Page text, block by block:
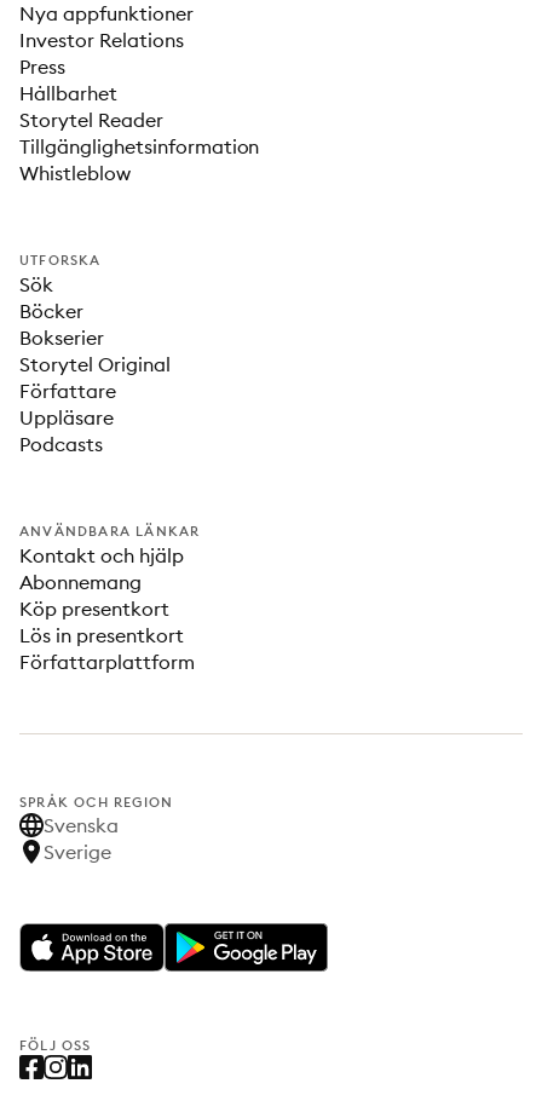
Nya appfunktioner
Investor Relations
Press
Hållbarhet
Storytel Reader
Tillgänglighetsinformation
Whistleblow
UTFORSKA
Sök
Böcker
Bokserier
Storytel Original
Författare
Uppläsare
Podcasts
ANVÄNDBARA LÄNKAR
Kontakt och hjälp
Abonnemang
Köp presentkort
Lös in presentkort
Författarplattform
SPRÅK OCH REGION
Svenska
Sverige
FÖLJ OSS